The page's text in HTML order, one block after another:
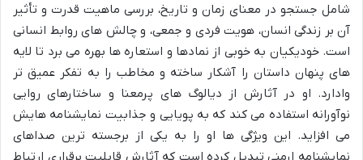
شامل جستجو در معنای زمان و تاریخ، بررسی ماهیت قدرت و تأثیر
آن بر زندگی انسان، هویت فردی و جمعی، و چالش های روابط انسانی
است. خودیکیان به خوبی از نمادها و استعاره ها بهره می برد تا لایه
های پنهان داستان را آشکار ساخته و مخاطب را به تفکر عمیق تر
وادارد. او در آثارش از دیالوگ های پرمعنا و ساختارهای روایی
نوآورانه استفاده می کند که به پویایی و جذابیت نمایشنامه هایش
می افزاید. این ویژگی ها او را به یکی از برجسته ترین صداهای
نمایشنامه ارمنی تبدیل کرده است که آثارش قابلیت برقراری ارتباط